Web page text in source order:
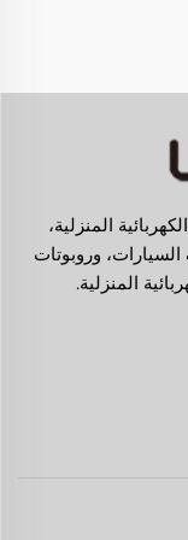
المنزلية،
وروبوتات
المنزلية.